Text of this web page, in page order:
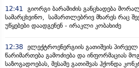
12:41 გიორგი ბარამიძის განცხადება
სამარცხვინო, სამართლებრივ მხარეს რაც
უწყებები დაადგენენ - ირაკლი კობახიძე
12:38 ელექტროენერგიის გათიშვის პირველ
წარიმართება გამოძიება და ინფორმაციას
საზოგადოებას, მესამე გათიშვას ჰქონდა